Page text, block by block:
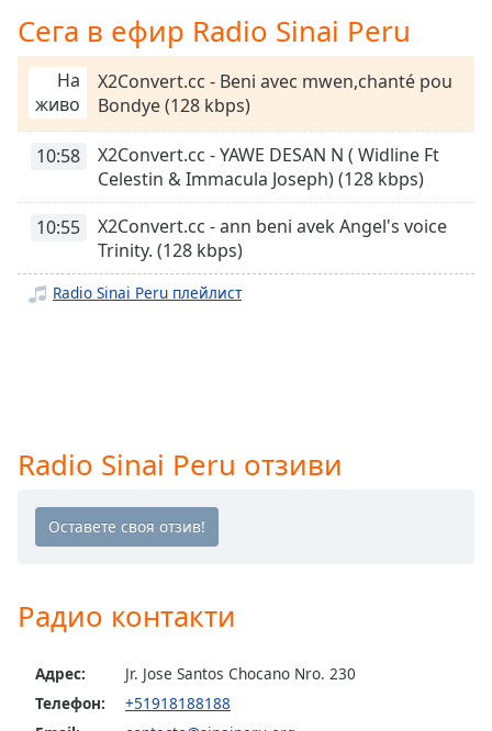
Descriptions
descriptions
off,
selected
Subtitles
subtitles
settings,
subtitles
settings
Track
Picture-
Picture
window.
Сега в ефир Radio Sinai Peru
На
живо
X2Convert.cc - Beni avec mwen,chanté pou
Bondye (128 kbps)
10:58
X2Convert.cc - YAWE DESAN N ( Widline Ft
Celestin & Immacula Joseph) (128 kbps)
10:55
X2Convert.cc - ann beni avek Angel's voice
Trinity. (128 kbps)
Radio Sinai Peru плейлист
Radio Sinai Peru отзиви
Радио контакти
Адрес:
Jr. Jose Santos Chocano Nro. 230
Телефон:
+51918188188